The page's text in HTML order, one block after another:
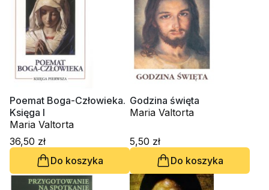
Poemat Boga-Człowieka.
Księga I
Maria Valtorta
36,50 zł
Do koszyka
Godzina święta
Maria Valtorta
5,50 zł
Do koszyka